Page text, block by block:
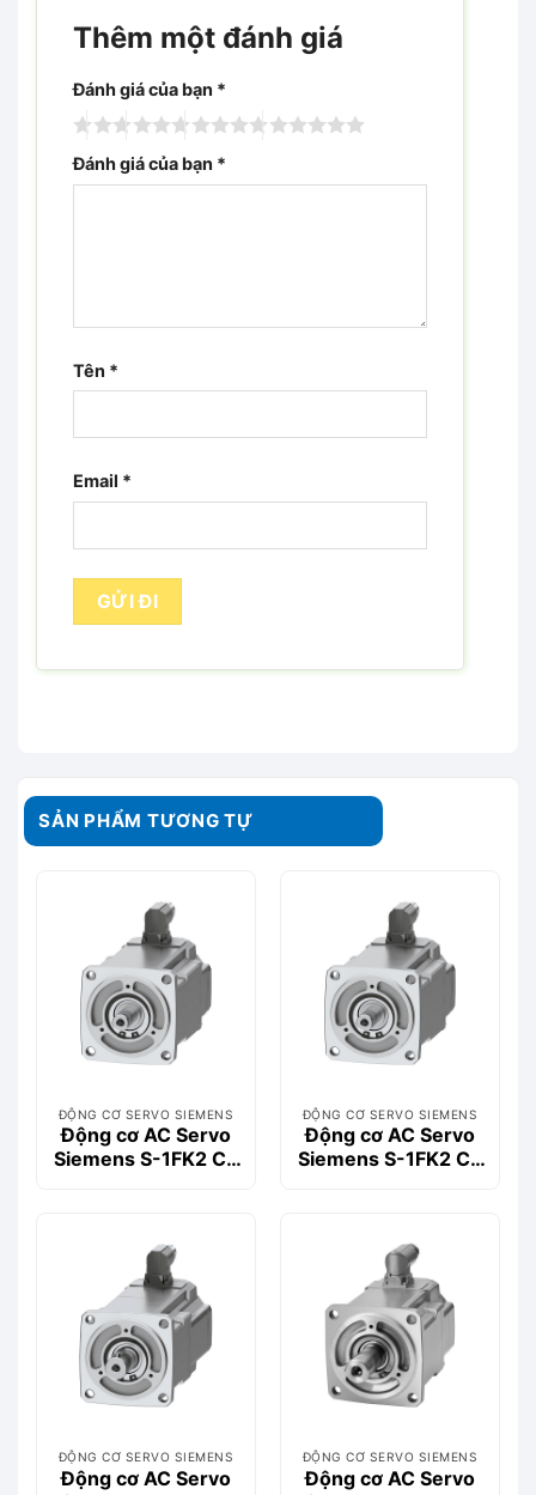
Thêm một đánh giá
Đánh giá của bạn *
Đánh giá của bạn *
Tên *
Email *
SẢN PHẨM TƯƠNG TỰ
ĐỘNG CƠ SERVO SIEMENS
Động cơ AC Servo
Siemens S-1FK2 CT
ĐỘNG CƠ SERVO SIEMENS
Động cơ AC Servo
Siemens S-1FK2 CT
ĐỘNG CƠ SERVO SIEMENS
Động cơ AC Servo
ĐỘNG CƠ SERVO SIEMENS
Động cơ AC Servo